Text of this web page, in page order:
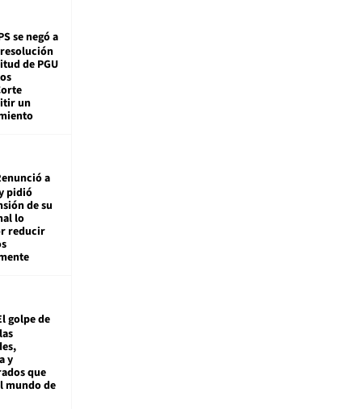
se negó a
de PGU
un
a
pidió
de su
lo
reducir
golpe de
y
que
mundo de